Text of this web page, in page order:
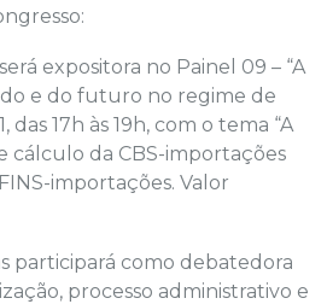
expositora no Painel 09 – “A
e do futuro no regime de
das 17h às 19h, com o tema “A
cálculo da CBS-importações
importações. Valor
participará como debatedora
processo administrativo e